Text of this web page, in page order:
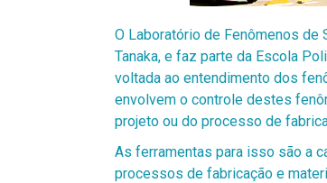
O Laboratório de Fenômenos
Tanaka, e faz parte da Escola
voltada ao entendimento dos
envolvem o controle destes
projeto ou do processo de
As ferramentas para isso são a
processos de fabricação e